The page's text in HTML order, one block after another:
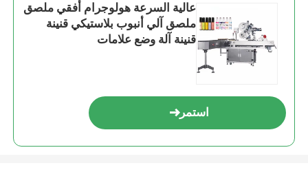
عالية السرعة هولوجرام أفقي ملصق
ملصق آلي أنبوب بلاستيكي قنينة
قنينة آلة وضع علامات
استمر